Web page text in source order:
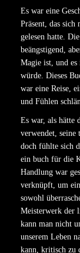
Es war eine
Präsent, das
gelesen hatte.
beängstigend,
Magie ist, und es
würde. Dieses
war eine Reise,
und Fühlen
Es war, als hätte
verwendet, seine
doch fühlte sich
ein buch für die
Handlung war
verknüpft, um
sowohl
Meisterwerk der
kann man nicht
unserem Leben
kann, kritisch zu